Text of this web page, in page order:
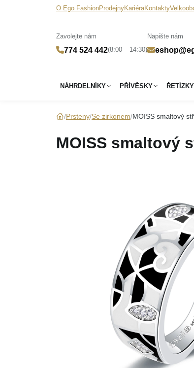
O Ego FashionProdejnyKariéraKontakty
Zavolejte nám
774 524 442(8:00 – 14:30)
Napište nám
NÁHRDELNÍKY PŘÍVĚSKY ŘETÍZKY
Prsteny Se zirkonem MOISS smaltový
MOISS smaltový